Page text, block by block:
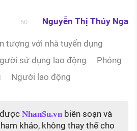
50 Nguyễn Thị Thúy Nga
tượng với nhà tuyển dụng
sử dụng lao động
Phỏng
Người lao động
NhanSu.vnbiên soạn và
khảo, không thay thế cho